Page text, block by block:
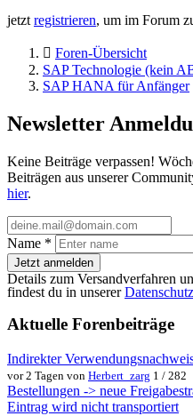
jetzt registrieren, um im Forum
Foren-Übersicht
SAP Technologie (kein
SAP HANA für Anfänger
Newsletter
Keine Beiträge verpassen!
Beiträgen aus unserer
hier.
Name *
Jetzt anmelden
Details zum Versandverfahren
findest du in unserer
Aktuelle Forenbeiträge
Indirekter
vor 2 Tagen von Herbert_zarg 1 / 282
Bestellungen -> neue
Eintrag wird nicht transportiert